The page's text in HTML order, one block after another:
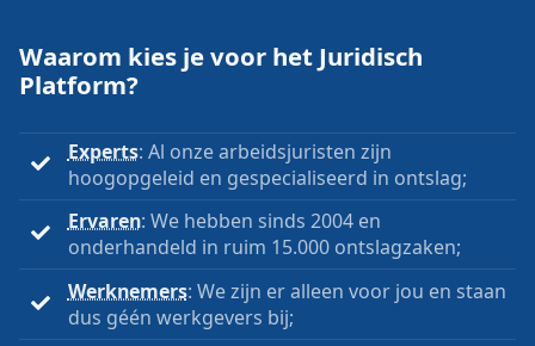
Waarom kies je voor het Juridisch
Platform?
Experts: Al onze arbeidsjuristen zijn
hoogopgeleid en gespecialiseerd in ontslag;
Ervaren: We hebben sinds 2004 en
onderhandeld in ruim 15.000 ontslagzaken;
Werknemers: We zijn er alleen voor jou en staan
dus géén werkgevers bij;